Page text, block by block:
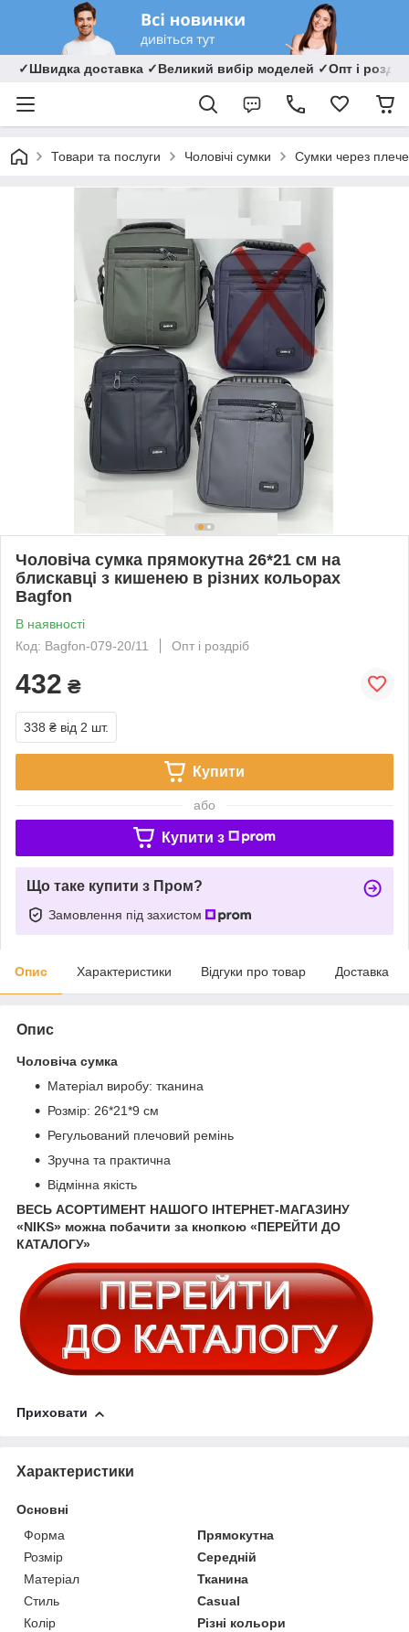
✓Швидка доставка ✓Великий вибір моделей ✓Опт і
Товари та послуги Чоловічі сумки Сумки через плече
Чоловіча сумка прямокутна 26*21 см на
блискавці з кишенею в різних кольорах
Bagfon
В наявності
Код: Bagfon-079-20/11
Опт і роздріб
432 ₴
338 ₴ від 2 шт.
Купити
або
Купити з
Що таке купити з Пром?
Замовлення під захистом
Опис Характеристики Відгуки про товар Доставка
Опис
Чоловіча сумка
Матеріал виробу: тканина
Розмір: 26*21*9 см
Регульований плечовий ремінь
Зручна та практична
Відмінна якість
ВЕСЬ АСОРТИМЕНТ НАШОГО ІНТЕРНЕТ-МАГАЗИНУ
«NIKS» можна побачити за кнопкою «ПЕРЕЙТИ ДО
КАТАЛОГУ»
Приховати
Характеристики
Основні
Форма
Прямокутна
Розмір
Середній
Матеріал
Тканина
Стиль
Casual
Колір
Різні кольори